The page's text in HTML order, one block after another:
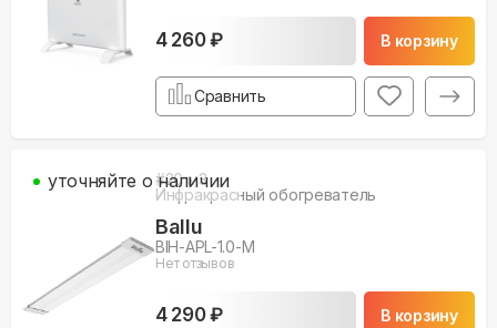
4 260 ₽ В корзину
Сравнить
#20м3
Инфракрасный обогреватель
Ballu
BIH-APL-1.0-M
Нет отзывов
4 290 ₽ В корзину
уточняйте о наличии